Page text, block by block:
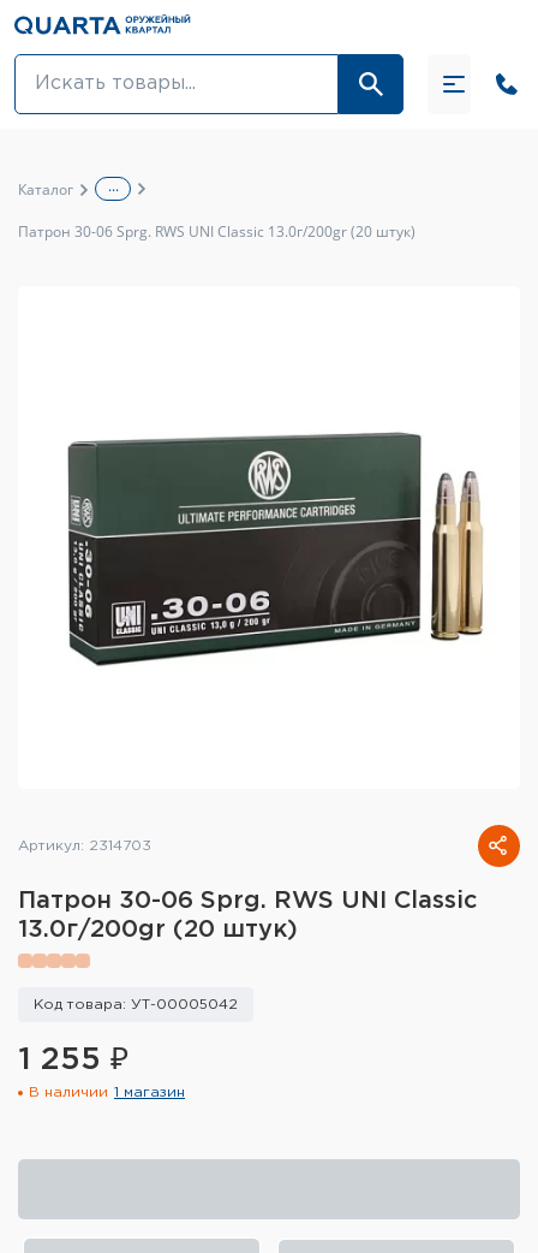
Оптовикам
Тюнинг оружия и ЗИП
Обувь
Тактическое снаряжение
Высокоточная стрельба
Спортивная стрельба
Кобуры и системы ношения
снаряжения
Сумки и рюкзаки
Ремни, патронташи и подсумки
Каталог ...
Патрон 30-06 Sprg. RWS UNI Classic 13.0г/200gr (20 штук)
Артикул: 2314703
Патрон 30-06 Sprg. RWS UNI Classic
13.0г/200gr (20 штук)
Код товара: УТ-00005042
1 255 ₽
В наличии 1 магазин